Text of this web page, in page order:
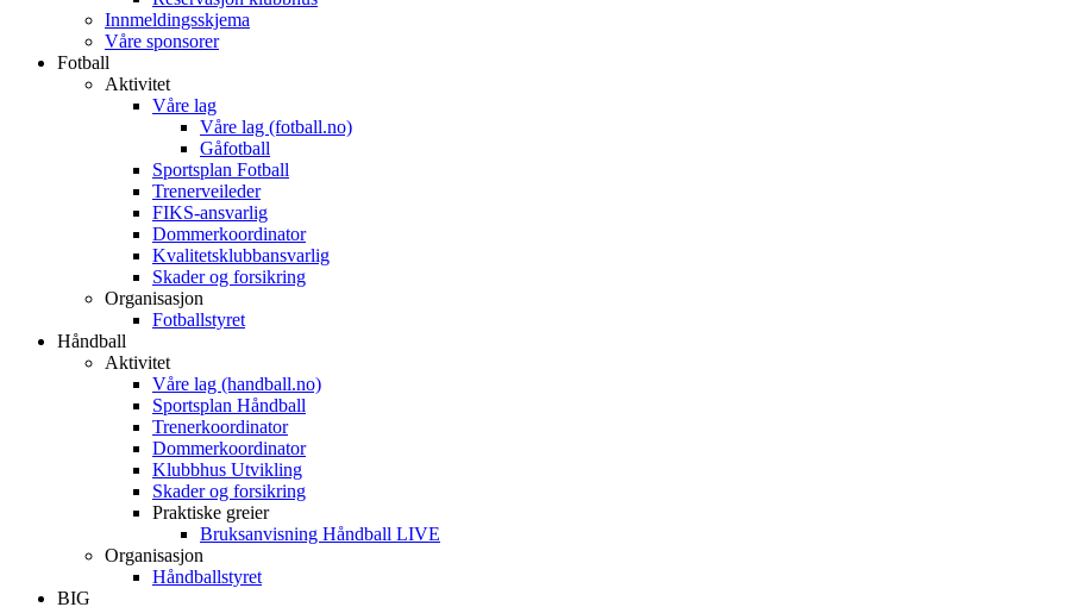
Innmeldingsskjema
Våre sponsorer
Fotball
Aktivitet
Våre lag
Våre lag (fotball.no)
Gåfotball
Sportsplan Fotball
Trenerveileder
FIKS-ansvarlig
Dommerkoordinator
Kvalitetsklubbansvarlig
Skader og forsikring
Organisasjon
Fotballstyret
Håndball
Aktivitet
Våre lag (handball.no)
Sportsplan Håndball
Trenerkoordinator
Dommerkoordinator
Klubbhus Utvikling
Skader og forsikring
Praktiske greier
Bruksanvisning Håndball LIVE
Organisasjon
Håndballstyret
BIG